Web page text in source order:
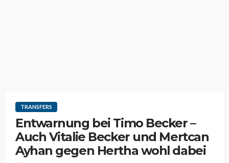
TRANSFERS
Entwarnung bei Timo Becker –
Auch Vitalie Becker und Mertcan
Ayhan gegen Hertha wohl dabei